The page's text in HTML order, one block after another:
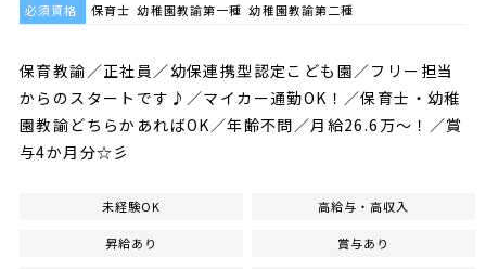
必須資格
保育士 幼稚園教諭第一種 幼稚園教諭第二種
保育教諭／正社員／幼保連携型認定こども園／フリー担当
からのスタートです♪／マイカー通勤OK！／保育士・幼稚
園教諭どちらかあればOK／年齢不問／月給26.6万～！／賞
与4か月分☆彡
未経験OK 高給与・高収入
昇給あり 賞与あり